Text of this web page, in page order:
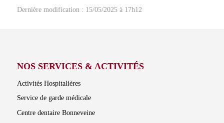
Dernière modification : 15/05/2025 à 17h12
NOS SERVICES & ACTIVITÉS
Activités Hospitalières
Service de garde médicale
Centre dentaire Bonneveine